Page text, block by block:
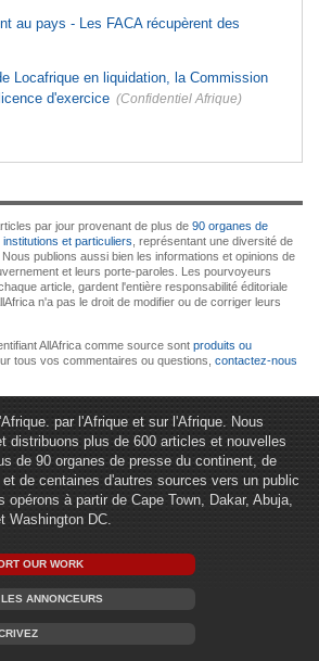
au pays - Les FACA récupèrent des
Locafrique en liquidation, la Commission
d'exercice (Confidentiel Afrique)
par jour provenant de plus de 90 organes de
et particuliers , représentant une diversité de
publions aussi bien les informations et opinions de
et leurs porte-paroles. Les pourvoyeurs
article, gardent l'entière responsabilité éditoriale
n'a pas le droit de modifier ou de corriger leurs
AllAfrica comme source sont produits ou
tous vos commentaires ou questions, contactez-nous
par l'Afrique et sur l'Afrique. Nous
distribuons plus de 600 articles et nouvelles
de 90 organes de presse du continent, de
de centaines d'autres sources vers un public
opérons à partir de Cape Town, Dakar, Abuja,
Washington DC.
OUR WORK
ANNONCEURS